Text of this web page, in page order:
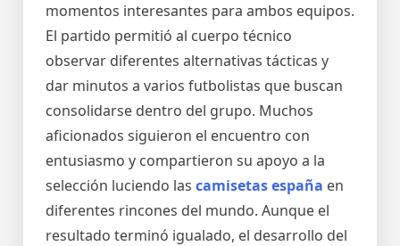
momentos interesantes para ambos equipos.
El partido permitió al cuerpo técnico
observar diferentes alternativas tácticas y
dar minutos a varios futbolistas que buscan
consolidarse dentro del grupo. Muchos
aficionados siguieron el encuentro con
entusiasmo y compartieron su apoyo a la
selección luciendo las camisetas españa en
diferentes rincones del mundo. Aunque el
resultado terminó igualado, el desarrollo del